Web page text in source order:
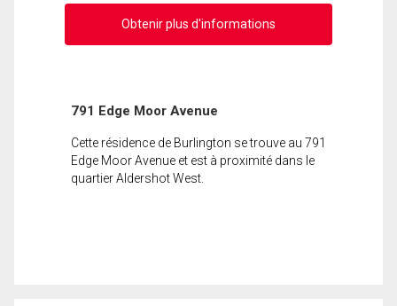
Obtenir plus d'informations
791 Edge Moor Avenue
Cette résidence de Burlington se trouve au 791
Edge Moor Avenue et est à proximité dans le
quartier Aldershot West.